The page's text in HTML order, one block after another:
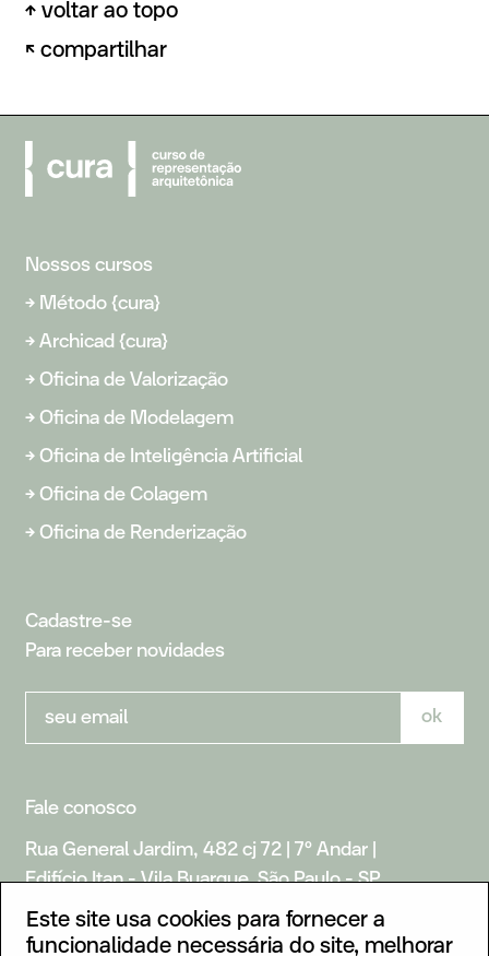
↑ voltar ao topo
↖ compartilhar
linkedin whatsapp
Nossos cursos
→ Método {cura}
→ Archicad {cura}
→ Oficina de Valorização
→ Oficina de Modelagem
→ Oficina de Inteligência Artificial
→ Oficina de Colagem
→ Oficina de Renderização
Fale conosco
Rua General Jardim, 482 cj 72 | 7º Andar |
Edifício Itan - Vila Buarque, São Paulo - SP
+55 11 953 719 174
Cadastre-se
Para receber novidades
seu email ok
Este site usa cookies para fornecer a
funcionalidade necessária do site, melhorar